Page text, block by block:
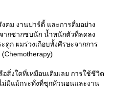
คม งานปาร์ตี้ และการดื่มอย่าง
ากซากซบนัก น้ำหนักตัวที่ลดลง
ดูก ผมร่วงเกือบทั้งศีรษะจากการ
สิ่งใดที่เหมือนเดิมเลย การใช้ชีวิต
มีแม้กระทั่งที่ซุกหัวนอนและงาน